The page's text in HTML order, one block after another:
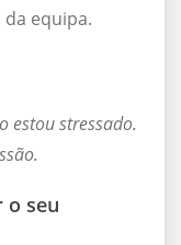
equipa.
estou stressado.
o seu